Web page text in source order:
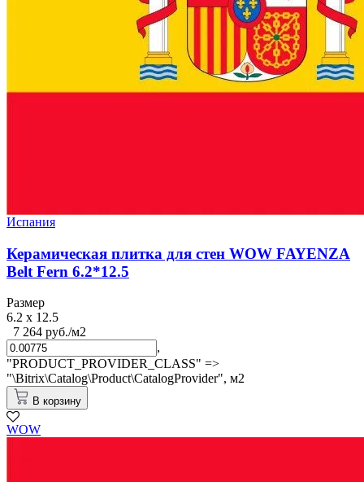
Испания
Керамическая плитка для стен WOW FAYENZA
Belt Fern 6.2*12.5
Размер
6.2 x 12.5
7 264 руб./м2
,
"PRODUCT_PROVIDER_CLASS" =>
"\Bitrix\Catalog\Product\CatalogProvider", м2
В корзину
WOW